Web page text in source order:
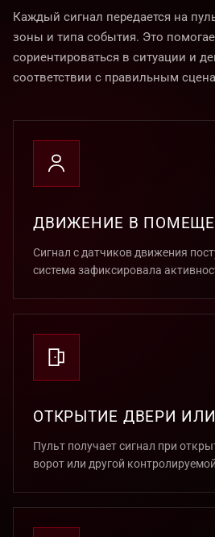
Каждый сигнал передается на
зоны и типа события. Это
сориентироваться в ситуации и
соответствии с правильным
ДВИЖЕНИЕ В
Сигнал с датчиков движения
система зафиксировала
ОТКРЫТИЕ ДВЕРИ
Пульт получает сигнал при
ворот или другой